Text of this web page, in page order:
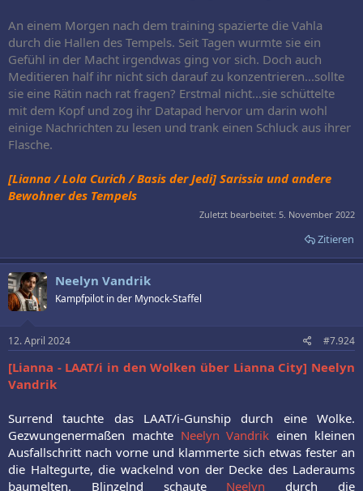
An einem Morgen nach dem training spazierte die Vahla
durch die Hallen des Tempels. Seit Tagen wurmte sie ein
Gefühl in der Macht irgendwas ging vor sich. Doch auch
Meditieren half ihr nicht sich darauf zu konzentrieren...sollte
sie eine Rätin nach rat fragen? Erstmal nicht...sie schüttelte
mit dem Kopf und zog ihr Datapad hervor um darin wohl
einige Nachrichten zu lesen und trank einen Schluck aus ihrer
Flasche.
[Lianna / Lola Curich / Basis der Jedi] Sarissia und andere
Bewohner des Tempels
Zuletzt bearbeitet: 5. November 2022
Zitieren
Neelyn Vandrik
Kampfpilot in der Mynock-Staffel
12. April 2024 #7.924
[Lianna - LAAT/i in den Wolken über Lianna City] Neelyn
Vandrik
Surrend tauchte das LAAT/i-Gunship durch eine Wolke.
Gezwungenermaßen machte Neelyn Vandrik einen kleinen
Ausfallschritt nach vorne und klammerte sich etwas fester an
die Haltegurte, die wackelnd von der Decke des Laderaums
baumelten. Blinzelnd schaute Neelyn durch die